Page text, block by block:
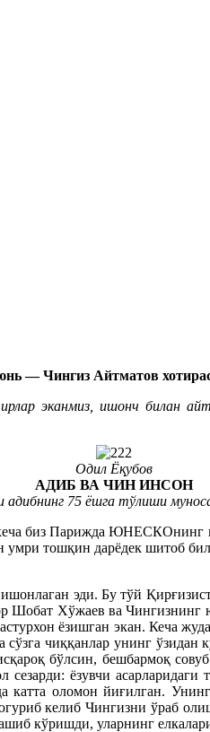
— Чингиз Айтматов
эканмиз, ишонч билан
Одил Ёқубов
АДИБ ВА ЧИН ИНСОН
адибнинг 75 ёшга тўлиши
биз Парижда ЮНЕСКОнинг
умри тошқин дарёдек шитоб
эди. Бу тўй
Хўжаев ва Чингизнинг
ёзишган экан. Кеча
чиққанлар унинг
бўлсин, бешбармоқ
ёзувчи
оломон йиғилган.
келиб Чингизни ўраб
кўришди, уларнинг